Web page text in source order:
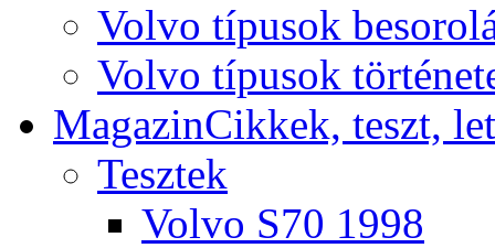
Volvo típusok
Volvo típusok
MagazinCikkek, teszt,
Tesztek
Volvo S70 1998